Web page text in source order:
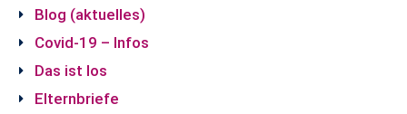
Blog (aktuelles)
Covid-19 – Infos
Das ist los
Elternbriefe